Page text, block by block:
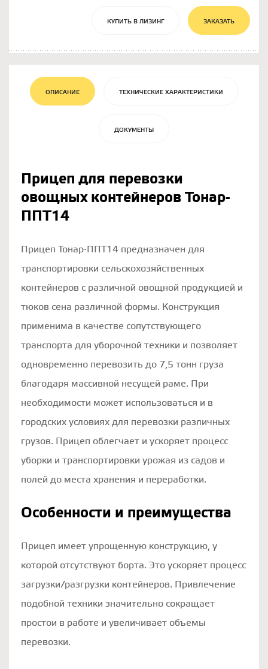
КУПИТЬ В ЛИЗИНГ ЗАКАЗАТЬ
ОПИСАНИЕ ТЕХНИЧЕСКИЕ ХАРАКТЕРИСТИКИ
ДОКУМЕНТЫ
Прицеп для перевозки
овощных контейнеров Тонар-
ППТ14
Прицеп Тонар-ППТ14 предназначен для
транспортировки сельскохозяйственных
контейнеров с различной овощной продукцией и
тюков сена различной формы. Конструкция
применима в качестве сопутствующего
транспорта для уборочной техники и позволяет
одновременно перевозить до 7,5 тонн груза
благодаря массивной несущей раме. При
необходимости может использоваться и в
городских условиях для перевозки различных
грузов. Прицеп облегчает и ускоряет процесс
уборки и транспортировки урожая из садов и
полей до места хранения и переработки.
Особенности и преимущества
Прицеп имеет упрощенную конструкцию, у
которой отсутствуют борта. Это ускоряет процесс
загрузки/разгрузки контейнеров. Привлечение
подобной техники значительно сокращает
простои в работе и увеличивает объемы
перевозки.